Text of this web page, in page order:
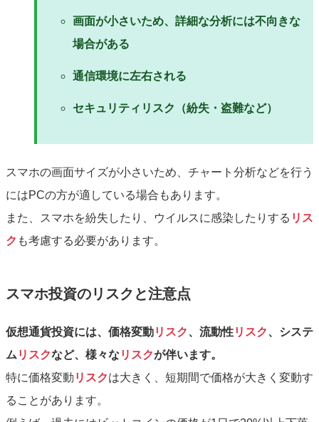
画面が小さいため、詳細な分析には不向きな
場合がある
通信環境に左右される
セキュリティリスク（紛失・盗難など）
スマホの画面サイズが小さいため、チャート分析などを行う
にはPCの方が適している場合もあります。
また、スマホを紛失したり、ウイルスに感染したりする リス
ク も考慮する必要があります。
スマホ投資のリスクと注意点
仮想通貨投資には、価格変動リスク、流動性リスク、システ
ム リスクなど、様々なリスクが伴います。
特に価格変動 リスクは大きく、短期間で価格が大きく変動す
ることがあります。